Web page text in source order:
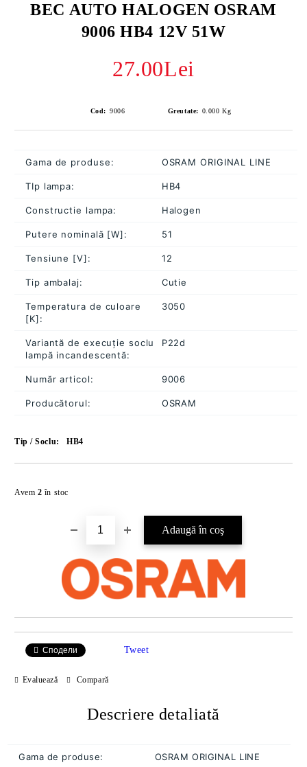
BEC AUTO HALOGEN OSRAM
9006 HB4 12V 51W
27.00Lei
Cod: 9006 Greutate: 0.000 Kg
Gama de produse: OSRAM ORIGINAL LINE
TIp lampa: HB4
Constructie lampa: Halogen
Putere nominală [W]: 51
Tensiune [V]: 12
Tip ambalaj: Cutie
Temperatura de culoare
[K]:
3050
Variantă de execuție soclu
lampă incandescentă:
P22d
Număr articol: 9006
Producătorul: OSRAM
Tip / Soclu: HB4
Avem 2 în stoc
Сподели Tweet
Evaluează Compară
Descriere detaliată
Gama de produse: OSRAM ORIGINAL LINE